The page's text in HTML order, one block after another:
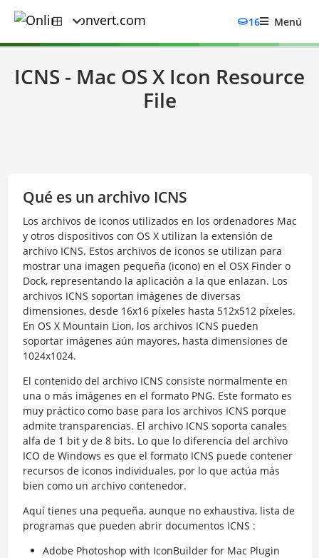
16 Menú
ICNS - Mac OS X Icon Resource
File
Qué es un archivo ICNS
Los archivos de iconos utilizados en los ordenadores Mac
y otros dispositivos con OS X utilizan la extensión de
archivo ICNS. Estos archivos de iconos se utilizan para
mostrar una imagen pequeña (icono) en el OSX Finder o
Dock, representando la aplicación a la que enlazan. Los
archivos ICNS soportan imágenes de diversas
dimensiones, desde 16x16 píxeles hasta 512x512 píxeles.
En OS X Mountain Lion, los archivos ICNS pueden
soportar imágenes aún mayores, hasta dimensiones de
1024x1024.
El contenido del archivo ICNS consiste normalmente en
una o más imágenes en el formato PNG. Este formato es
muy práctico como base para los archivos ICNS porque
admite transparencias. El archivo ICNS soporta canales
alfa de 1 bit y de 8 bits. Lo que lo diferencia del archivo
ICO de Windows es que el formato ICNS puede contener
recursos de iconos individuales, por lo que actúa más
bien como un archivo contenedor.
Aquí tienes una pequeña, aunque no exhaustiva, lista de
programas que pueden abrir documentos ICNS :
Adobe Photoshop with IconBuilder for Mac Plugin